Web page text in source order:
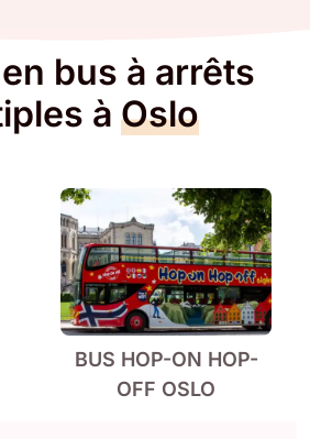
bus à arrêts
à Oslo
BUS HOP-ON HOP-
OFF OSLO